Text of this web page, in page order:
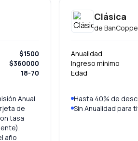
$1500
$360000
18-70
Anual.
de
tasa
año
Clásica
de
Anualidad
Ingreso mínimo
Edad
Hasta 40% de
Sin Anualidad para